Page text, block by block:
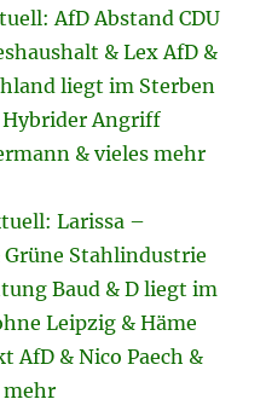
AfD Abstand CDU
& Lex AfD &
liegt im Sterben
Angriff
& vieles mehr
Larissa –
Grüne Stahlindustrie
Baud & D liegt im
Leipzig & Häme
AfD & Nico Paech &
mehr